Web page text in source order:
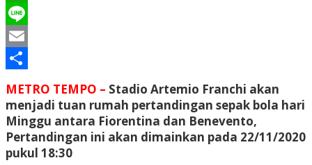
WhatsApp
Line
Email
METRO TEMPO – Stadio Artemio Franchi akan
menjadi tuan rumah pertandingan sepak bola hari
Minggu antara Fiorentina dan Benevento,
Pertandingan ini akan dimainkan pada 22/11/2020
pukul 18:30